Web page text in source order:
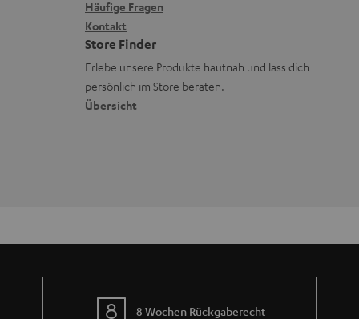
G
a
r
a
n
e
R
ü
c
k
x
i
k
o
n
k
t
d
a
t
Häufige Fragen
Kontakt
Store Finder
Erlebe unsere Produkte hautnah und lass dich
persönlich im Store beraten.
Übersicht
8 Wochen Rückgaberecht